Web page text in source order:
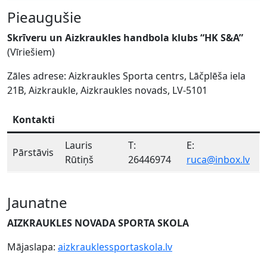
Pieaugušie
Skrīveru un Aizkraukles handbola klubs “HK S&A”
(Vīriešiem)
Zāles adrese: Aizkraukles Sporta centrs, Lāčplēša iela
21B, Aizkraukle, Aizkraukles novads, LV-5101
Kontakti
Pārstāvis
Lauris
Rūtiņš
T:
26446974
E:
ruca@inbox.lv
Jaunatne
AIZKRAUKLES NOVADA SPORTA SKOLA
Mājaslapa: aizkrauklessportaskola.lv